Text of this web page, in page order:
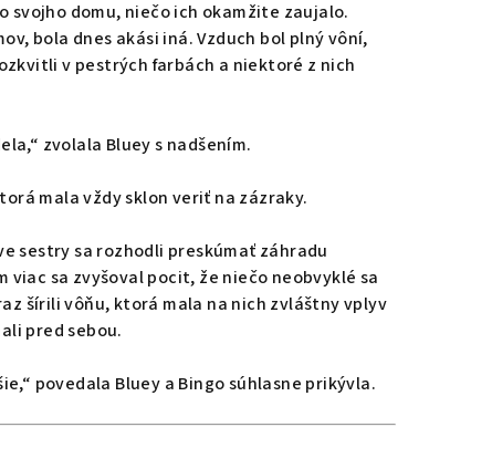
svojho domu, niečo ich okamžite zaujalo.
bola dnes akási iná. Vzduch bol plný vôní,
v pestrých farbách a niektoré z nich
zvolala Bluey s nadšením.
mala vždy sklon veriť na zázraky.
sestry sa rozhodli preskúmať záhradu
sa zvyšoval pocit, že niečo neobvyklé sa
šírili vôňu, ktorá mala na nich zvláštny vplyv
pred sebou.
povedala Bluey a Bingo súhlasne prikývla.